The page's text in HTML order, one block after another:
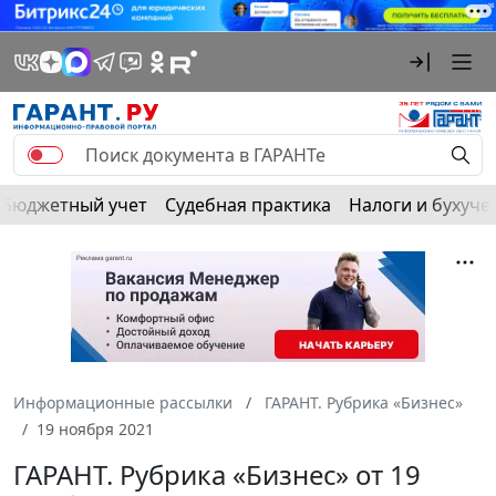
Бюджетный учет Судебная практика Налоги и
Информационные рассылки
ГАРАНТ. Рубрика «Бизнес»
19 ноября 2021
ГАРАНТ. Рубрика «Бизнес» от 19